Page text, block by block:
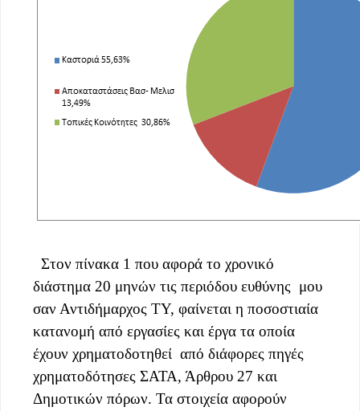
Στον πίνακα 1 που αφορά το χρονικό
διάστημα 20 μηνών τις περιόδου ευθύνης μου
σαν Αντιδήμαρχος ΤΥ, φαίνεται η ποσοστιαία
κατανομή από εργασίες και έργα τα οποία
έχουν χρηματοδοτηθεί από διάφορες πηγές
χρηματοδότησες ΣΑΤΑ, Άρθρου 27 και
Δημοτικών πόρων. Τα στοιχεία αφορούν